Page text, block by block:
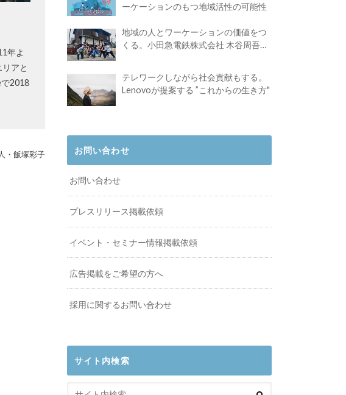
年よ
アと
2018
・飯塚彩子
ーケーションのもつ地域活性の可能性
地域の人とワーケーションの価値をつ
くる。小田急電鉄株式会社 木谷周吾さ
テレワークしながら社会貢献もする。
Lenovoが提案する ”これからの生き方"
お問い合わせ
お問い合わせ
プレスリリース掲載依頼
イベント・セミナー情報掲載依頼
広告掲載をご希望の方へ
採用に関するお問い合わせ
サイト内検索